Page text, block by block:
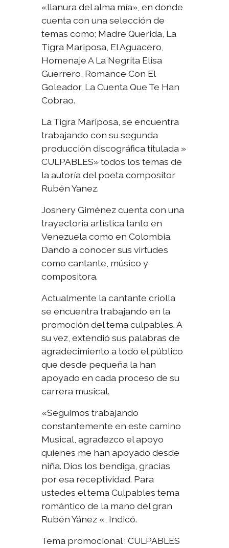
«llanura del alma mía», en donde
cuenta con una selección de
temas como; Madre Querida, La
Tigra Mariposa, El Aguacero,
Homenaje A La Negrita Elisa
Guerrero, Romance Con El
Goleador, La Cuenta Que Te Han
Cobrao.
La Tigra Mariposa, se encuentra
trabajando con su segunda
producción discográfica titulada »
CULPABLES» todos los temas de
la autoría del poeta compositor
Rubén Yanez.
Josnery Giménez cuenta con una
trayectoria artística tanto en
Venezuela como en Colombia.
Dando a conocer sus virtudes
como cantante, músico y
compositora.
Actualmente la cantante criolla
se encuentra trabajando en la
promoción del tema culpables. A
su vez, extendió sus palabras de
agradecimiento a todo el público
que desde pequeña la han
apoyado en cada proceso de su
carrera musical.
«Seguimos trabajando
constantemente en este camino
Musical, agradezco el apoyo
quienes me han apoyado desde
niña. Dios los bendiga, gracias
por esa receptividad. Para
ustedes el tema Culpables tema
romántico de la mano del gran
Rubén Yánez «, Indicó.
Tema promocional : CULPABLES